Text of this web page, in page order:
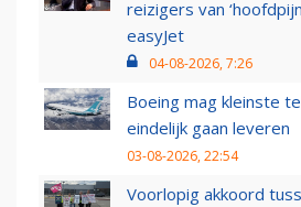
reizigers van
easyJet
04-08-2026, 7:26
Boeing mag kleinste
eindelijk gaan leveren
03-08-2026, 22:54
Voorlopig akkoord